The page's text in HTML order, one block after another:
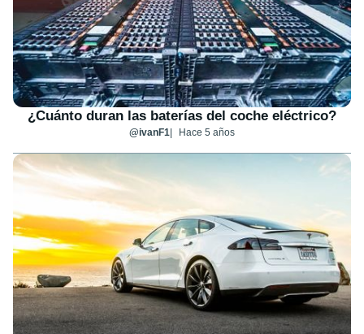
¿Cuánto duran las baterías del coche eléctrico?
@ivanF1 Hace 5 años